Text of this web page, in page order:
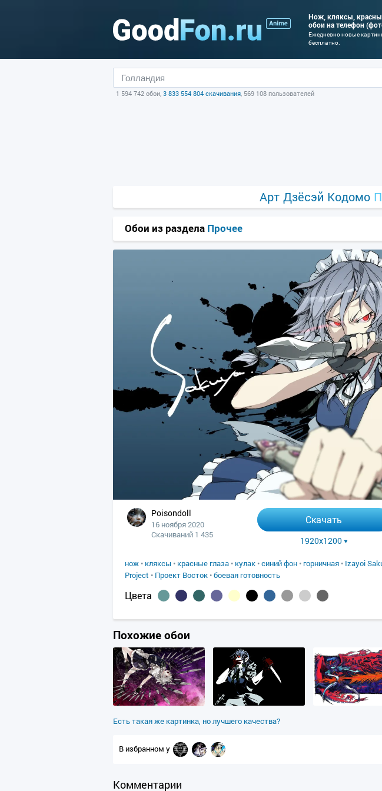
Нож, кляксы,
обои на телефон
Ежедневно новые
бесплатно.
1 594 742 обои, 3 833 554 804 скачивания, 569 108 пользователей
Арт Дзёсэй Кодомо
Обои из раздела Прочее
Poisondoll
16 ноября 2020
Скачиваний 1 435
Скачать
1920x1200
нож • кляксы • красные глаза • кулак •синий фон • горничная • Izayoi
Project • Проект Восток •боевая готовность
Цвета
Похожие обои
Есть такая же картинка, но лучшего качества?
В избранном у
Комментарии